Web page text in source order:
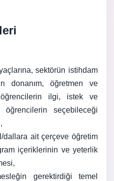
sektörün istihdam
donanım, öğretmen ve
ilgi, istek ve
seçebileceği
dallara ait çerçeve öğretim
içeriklerinin ve yeterlik
gerektirdiği temel